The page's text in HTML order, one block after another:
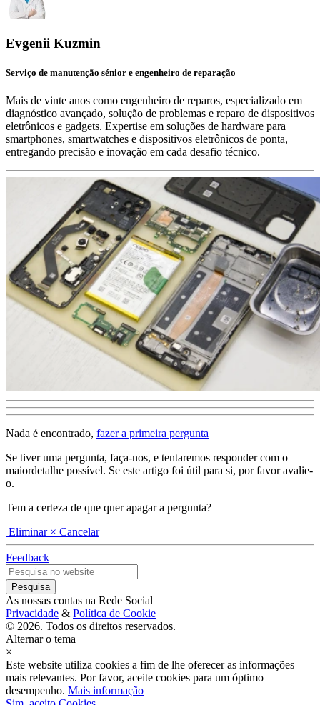
Evgenii Kuzmin
Serviço de manutenção sénior e engenheiro de reparação
Mais de vinte anos como engenheiro de reparos, especializado em
diagnóstico avançado, solução de problemas e reparo de dispositivos
eletrônicos e gadgets. Expertise em soluções de hardware para
smartphones, smartwatches e dispositivos eletrônicos de ponta,
entregando precisão e inovação em cada desafio técnico.
Nada é encontrado, fazer a primeira pergunta
Se tiver uma pergunta, faça-nos, e tentaremos responder com o
maiordetalhe possível. Se este artigo foi útil para si, por favor avalie-
o.
Tem a certeza de que quer apagar a pergunta?
Eliminar × Cancelar
Feedback
As nossas contas na Rede Social
Privacidade & Política de Cookie
© 2026. Todos os direitos reservados.
Alternar o tema
×
Este website utiliza cookies a fim de lhe oferecer as informações
mais relevantes. Por favor, aceite cookies para um óptimo
desempenho. Mais informação